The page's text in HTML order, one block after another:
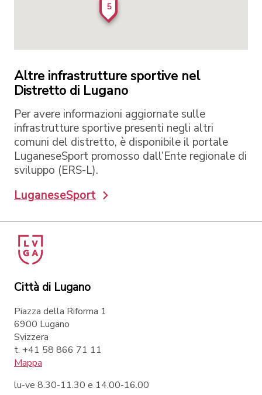
5
Altre infrastrutture sportive nel
Distretto di Lugano
Per avere informazioni aggiornate sulle
infrastrutture sportive presenti negli altri
comuni del distretto, è disponibile il portale
LuganeseSport promosso dall’Ente regionale di
sviluppo (ERS-L).
LuganeseSport
Città di Lugano
Piazza della Riforma 1
6900 Lugano
Svizzera
t. +41 58 866 71 11
Mappa
lu-ve 8.30-11.30 e 14.00-16.00